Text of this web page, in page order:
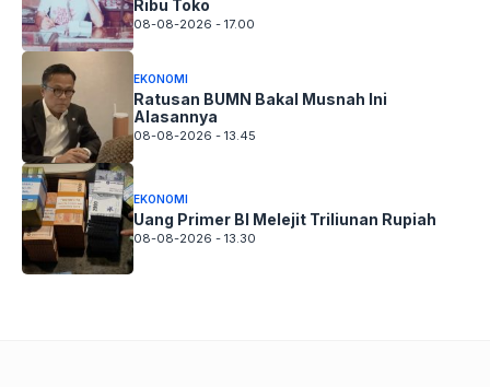
Ribu Toko
08-08-2026 - 17.00
EKONOMI
Ratusan BUMN Bakal Musnah Ini
Alasannya
08-08-2026 - 13.45
EKONOMI
Uang Primer BI Melejit Triliunan Rupiah
08-08-2026 - 13.30